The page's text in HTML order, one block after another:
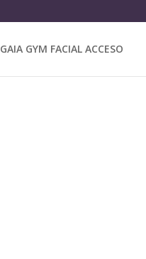
GAIA GYM FACIAL ACCESO